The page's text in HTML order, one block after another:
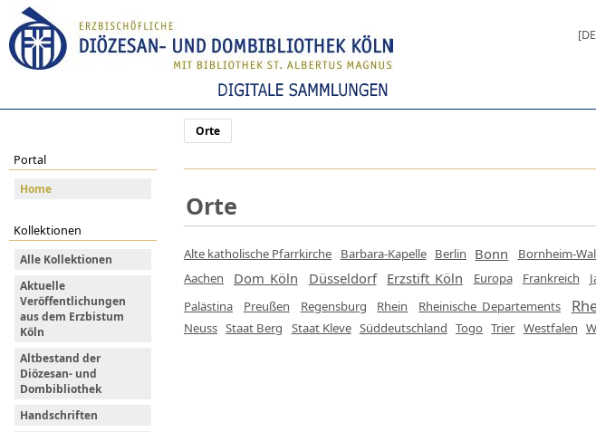
Orte
Portal
Home
Kollektionen
Alle Kollektionen
Aktuelle
Veröffentlichungen
aus dem Erzbistum
Köln
Altbestand der
Diözesan- und
Dombibliothek
Handschriften
Orte
Alte katholische Pfarrkirche Barbara-Kapelle Berlin Bonn Bornheim-
Aachen
Dom Köln Düsseldorf Erzstift Köln Europa Frankreich
Palästina
Preußen Regensburg Rhein Rheinische Departements
Neuss Staat Berg Staat Kleve Süddeutschland Togo Trier Westfalen